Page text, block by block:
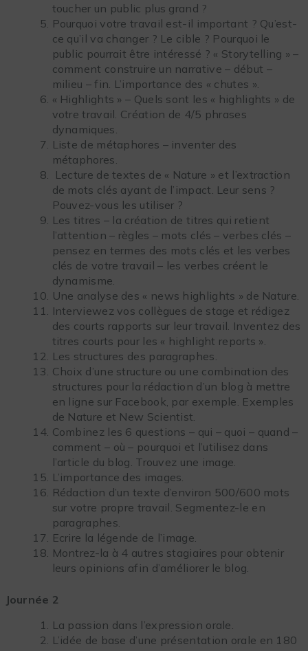
toucher un public plus grand ?
Pourquoi votre travail est-il important ? Qu’est-
ce qu’il va changer ? Le cible ? Pourquoi le
public pourrait être intéressé ? « Storytelling » –
comment construire un narrative – début –
milieu – fin. L’importance des « chutes ».
« Highlights » – Quels sont les « highlights » de
votre travail. Création de 4/5 phrases
dynamiques.
Liste de métaphores – inventer des
métaphores.
Lecture de textes de « Nature » et l’extraction
de mots clés ayant de l’impact. Leur sens ?
Pouvez-vous les utiliser ?
Les titres – la création de titres qui retient
l’attention – règles – mots clés – verbes clés –
pensez en termes des mots clés et les verbes
clés de votre travail – les verbes créent le
dynamisme.
Une analyse des « news highlights » de Nature.
Interviewez vos collègues de stage et rédigez
des courts rapports sur leur travail. Inventez des
titres courts pour les « highlight reports ».
Les structures des paragraphes.
Choix d’une structure ou une combination des
structures pour la rédaction d’un blog à mettre
en ligne sur Facebook, par exemple. Exemples
de Nature et New Scientist.
Combinez les 6 questions – qui – quoi – quand –
comment – où – pourquoi et l’utilisez dans
l’article du blog. Trouvez une image.
L’importance des images.
Rédaction d’un texte d’environ 500/600 mots
sur votre propre travail. Segmentez-le en
paragraphes.
Ecrire la légende de l’image.
Montrez-la à 4 autres stagiaires pour obtenir
leurs opinions afin d’améliorer le blog.
Journée 2
La passion dans l’expression orale.
L’idée de base d’une présentation orale en 180